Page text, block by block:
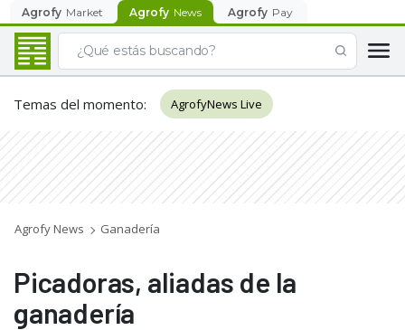
Agrofy Market Agrofy News Agrofy Pay
Temas del momento: AgrofyNews Live
Agrofy News Ganadería
Picadoras, aliadas de la
ganadería